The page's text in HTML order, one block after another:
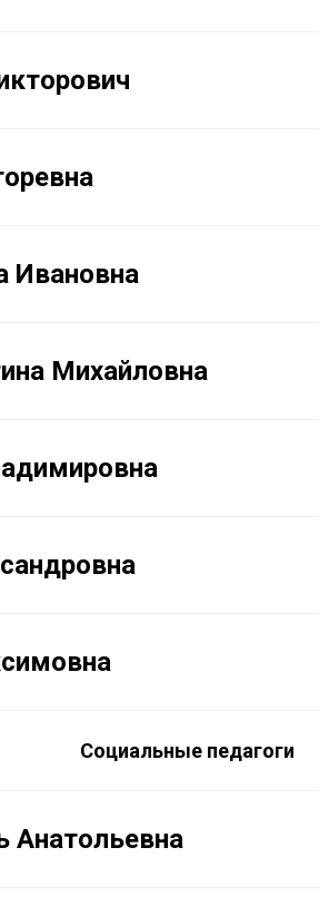
Ивановна
Михайловна
Социальные педагоги
Анатольевна